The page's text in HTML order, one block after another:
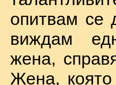
опитвам се
виждам
жена,
Жена,